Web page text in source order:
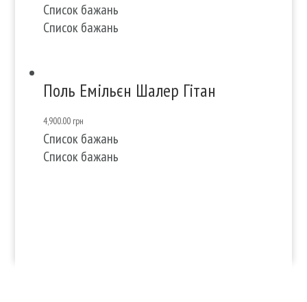
Список бажань
Список бажань
Поль Емільєн Шалер Гітан
4,900.00 грн
Список бажань
Список бажань